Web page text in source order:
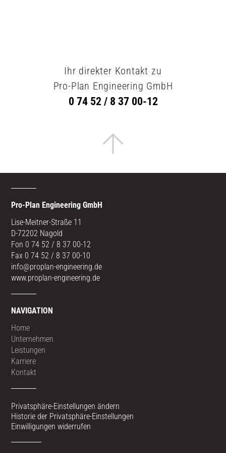
Ihr direkter Kontakt zu
Pro-Plan Engineering GmbH
0 74 52 / 8 37 00-12
Pro-Plan Engineering GmbH
Lise-Meitner-Straße 11
D-72202 Nagold
Fon 0 74 52 / 8 37 00-12
Fax 0 74 52 / 8 37 00-10
info@proplan-engineering.de
www.proplan-engineering.de
NAVIGATION
Home
Unternehmen
Leistungen
Karriere
Kontakt
Privatsphäre-Einstellungen ändern
Historie der Privatsphäre-Einstellungen
Einwilligungen widerrufen